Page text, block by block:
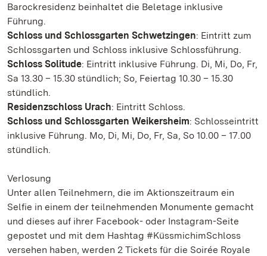
Barockresidenz beinhaltet die Beletage inklusive
Führung.
Schloss und Schlossgarten Schwetzingen: Eintritt zum
Schlossgarten und Schloss inklusive Schlossführung.
Schloss Solitude: Eintritt inklusive Führung. Di, Mi, Do, Fr,
Sa 13.30 – 15.30 stündlich; So, Feiertag 10.30 – 15.30
stündlich.
Residenzschloss Urach: Eintritt Schloss.
Schloss und Schlossgarten Weikersheim: Schlosseintritt
inklusive Führung. Mo, Di, Mi, Do, Fr, Sa, So 10.00 – 17.00
stündlich.
Verlosung
Unter allen Teilnehmern, die im Aktionszeitraum ein
Selfie in einem der teilnehmenden Monumente gemacht
und dieses auf ihrer Facebook- oder Instagram-Seite
gepostet und mit dem Hashtag #KüssmichimSchloss
versehen haben, werden 2 Tickets für die Soirée Royale